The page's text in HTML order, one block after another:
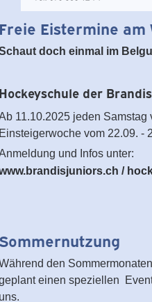
Freie Eistermine am
doch einmal im
Hockeyschule der
11.10.2025 jeden Samstag
Einsteigerwoche vom 22.09. -
und Infos unter:
/
Sommernutzung
den
einen speziellen
uns.